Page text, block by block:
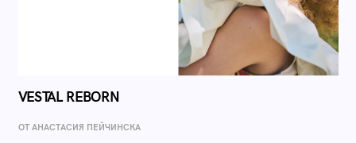
VESTAL REBORN
ОТ AНАСТАСИЯ ПЕЙЧИНСКА